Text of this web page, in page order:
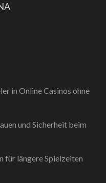
in Online Casinos ohne
und Sicherheit beim
für längere Spielzeiten